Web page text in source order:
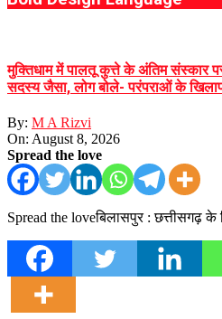
मुक्तिधाम में पालतू कुत्ते के अंतिम संस्कार
सदस्य जैसा, लोग बोले- परंपराओं के
By: M A Rizvi
On: August 8, 2026
Spread the love
Spread the loveबिलासपुर : छत्तीसगढ़ के